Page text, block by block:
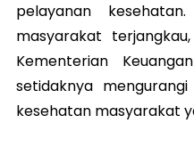
pelayanan
masyarakat
Kementerian
setidaknya
kesehatan masyarakat